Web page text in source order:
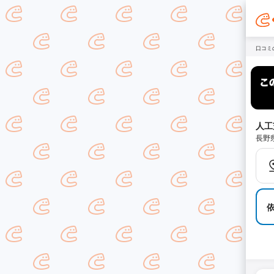
口コミ
人
長野